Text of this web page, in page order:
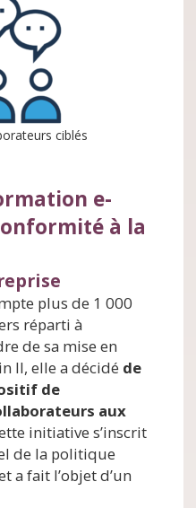
ciblés
e-
à la
plus de 1 000
réparti à
de sa mise en
II, elle a décidé de
de
aux
initiative s’inscrit
de la politique
a fait l’objet d’un